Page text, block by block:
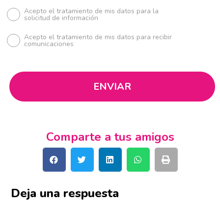
Acepto el tratamiento de mis datos para la
solicitud de información
Acepto el tratamiento de mis datos para recibir
comunicaciones
Comparte a tus amigos
Deja una respuesta